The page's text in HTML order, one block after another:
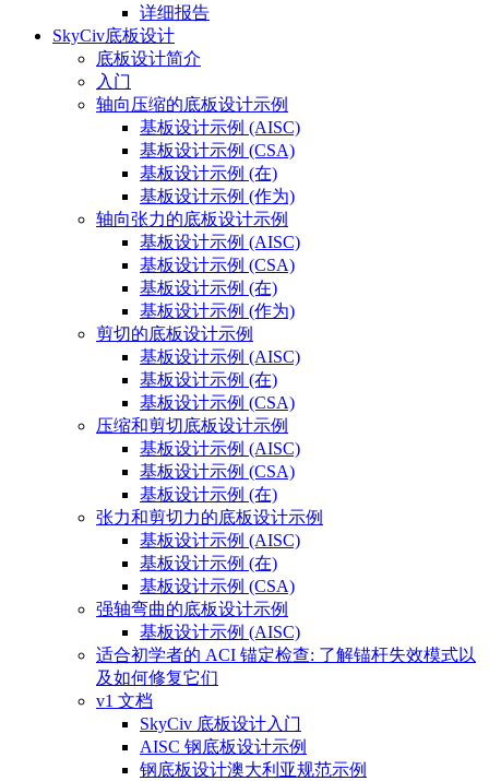
详细报告
SkyCiv底板设计
底板设计简介
入门
轴向压缩的底板设计示例
基板设计示例 (AISC)
基板设计示例 (CSA)
基板设计示例 (在)
基板设计示例 (作为)
轴向张力的底板设计示例
基板设计示例 (AISC)
基板设计示例 (CSA)
基板设计示例 (在)
基板设计示例 (作为)
剪切的底板设计示例
基板设计示例 (AISC)
基板设计示例 (在)
基板设计示例 (CSA)
压缩和剪切底板设计示例
基板设计示例 (AISC)
基板设计示例 (CSA)
基板设计示例 (在)
张力和剪切力的底板设计示例
基板设计示例 (AISC)
基板设计示例 (在)
基板设计示例 (CSA)
强轴弯曲的底板设计示例
基板设计示例 (AISC)
适合初学者的 ACI 锚定检查: 了解锚杆失效模式以
及如何修复它们
v1 文档
SkyCiv 底板设计入门
AISC 钢底板设计示例
钢底板设计澳大利亚规范示例